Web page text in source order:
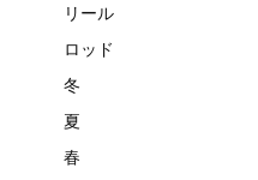
リール
ロッド
冬
夏
春